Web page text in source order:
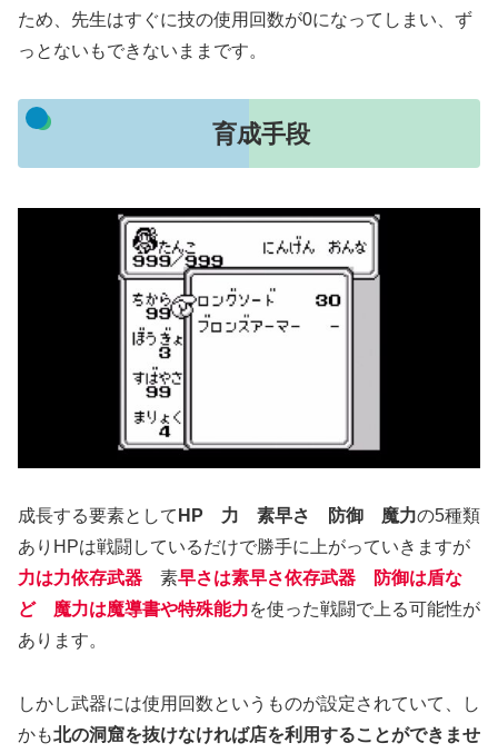
ため、先生はすぐに技の使用回数が0になってしまい、ず
っとないもできないままです。
育成手段
成長する要素として HP 力 素早さ 防御 魔力の5種類
ありHPは戦闘しているだけで勝手に上がっていきますが
力は力依存武器 素早さは素早さ依存武器
防御は盾な
ど
魔力は魔導書や特殊能力を使った戦闘で上る可能性が
あります。
しかし武器には使用回数というものが設定されていて、し
かも北の洞窟を抜けなければ店を利用することができませ